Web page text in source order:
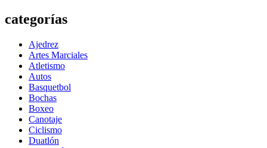
categorías
Ajedrez
Artes Marciales
Atletismo
Autos
Basquetbol
Bochas
Boxeo
Canotaje
Ciclismo
Duatlón